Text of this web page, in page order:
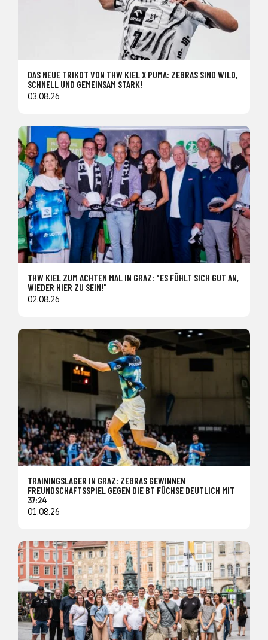
DAS NEUE TRIKOT VON THW KIEL X PUMA: ZEBRAS SIND WILD,
SCHNELL UND GEMEINSAM STARK!
03.08.26
THW KIEL ZUM ACHTEN MAL IN GRAZ: "ES FÜHLT SICH GUT AN,
WIEDER HIER ZU SEIN!"
02.08.26
TRAININGSLAGER IN GRAZ: ZEBRAS GEWINNEN
FREUNDSCHAFTSSPIEL GEGEN DIE BT FÜCHSE DEUTLICH MIT
37:24
01.08.26